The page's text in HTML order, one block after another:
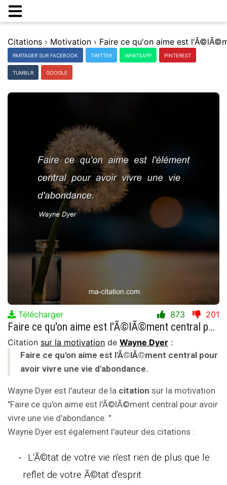
Citations › Motivation ›
PARTAGER SUR FACEBOOK TWITTER WHATSAPP PINTEREST
TUMBLR GOOGLE
Télécharger 873 201
Faire ce qu'on aime est l'Ã©lÃ©ment central pour avoir vivre une vie d'abondance.
Citation sur la motivation de Wayne Dyer :
Faire ce qu'on aime est l'Ã©lÃ©ment central pour
avoir vivre une vie d'abondance.
Wayne Dyer est l'auteur de la citation sur la motivation
"Faire ce qu'on aime est l'Ã©lÃ©ment central pour avoir
vivre une vie d'abondance. ".
Wayne Dyer est également l'auteur des citations :
L'Ã©tat de votre vie n'est rien de plus que le
reflet de votre Ã©tat d'esprit.